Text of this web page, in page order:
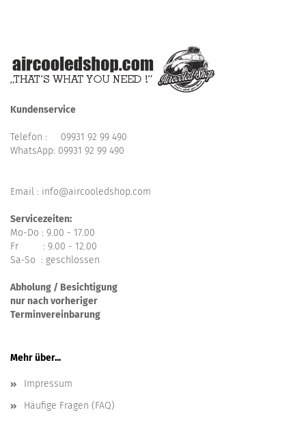
Kundenservice
Telefon : 09931 92 99 490
WhatsApp: 09931 92 99 490
Email : info@aircooledshop.com
Servicezeiten:
Mo-Do : 9.00 - 17.00
Fr : 9.00 - 12.00
Sa-So : geschlossen
Abholung / Besichtigung
nur nach vorheriger
Terminvereinbarung
Mehr über...
Impressum
Häufige Fragen (FAQ)